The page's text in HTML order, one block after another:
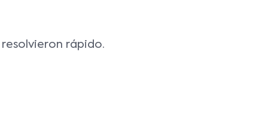
rápido.